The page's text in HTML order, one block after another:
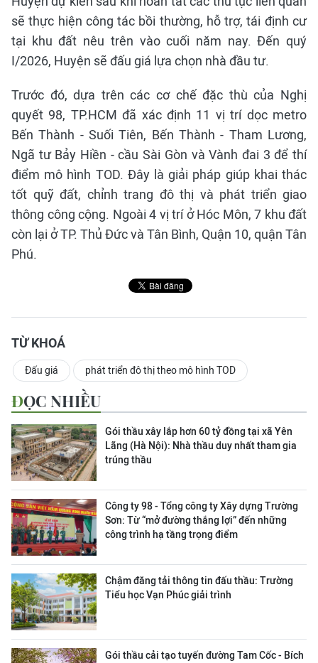
sẽ thực hiện công tác bồi thường, hỗ trợ, tái định cư
tại khu đất nêu trên vào cuối năm nay. Đến quý
I/2026, Huyện sẽ đấu giá lựa chọn nhà đầu tư.
Trước đó, dựa trên các cơ chế đặc thù của Nghị
quyết 98, TP.HCM đã xác định 11 vị trí dọc metro
Bến Thành - Suối Tiên, Bến Thành - Tham Lương,
Ngã tư Bảy Hiền - cầu Sài Gòn và Vành đai 3 để thí
điểm mô hình TOD. Đây là giải pháp giúp khai thác
tốt quỹ đất, chỉnh trang đô thị và phát triển giao
thông công cộng. Ngoài 4 vị trí ở Hóc Môn, 7 khu đất
còn lại ở TP. Thủ Đức và Tân Bình, Quận 10, quận Tân
Phú.
TỪ KHOÁ
Đấu giá phát triển đô thị theo mô hình TOD
ĐỌC NHIỀU
Gói thầu xây lắp hơn 60 tỷ đồng tại xã Yên
Lãng (Hà Nội): Nhà thầu duy nhất tham gia
trúng thầu
Công ty 98 - Tổng công ty Xây dựng Trường
Sơn: Từ “mở đường thắng lợi” đến những
công trình hạ tầng trọng điểm
Chậm đăng tải thông tin đấu thầu: Trường
Tiểu học Vạn Phúc giải trình
Gói thầu cải tạo tuyến đường Tam Cốc - Bích